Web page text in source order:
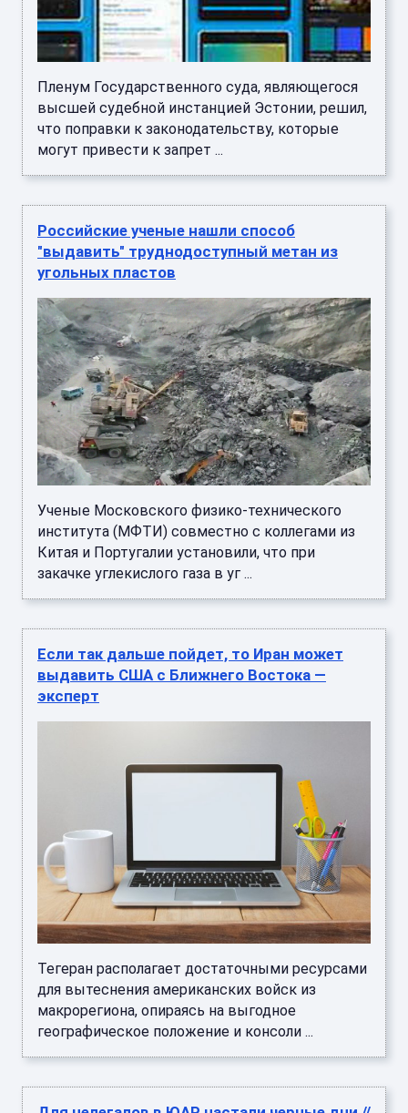
Пленум Государственного суда, являющегося
высшей судебной инстанцией Эстонии, решил,
что поправки к законодательству, которые
могут привести к запрет ...
Российские ученые нашли способ
"выдавить" труднодоступный метан из
угольных пластов
Ученые Московского физико-технического
института (МФТИ) совместно с коллегами из
Китая и Португалии установили, что при
закачке углекислого газа в уг ...
Если так дальше пойдет, то Иран может
выдавить США с Ближнего Востока —
эксперт
Тегеран располагает достаточными ресурсами
для вытеснения американских войск из
макрорегиона, опираясь на выгодное
географическое положение и консоли ...